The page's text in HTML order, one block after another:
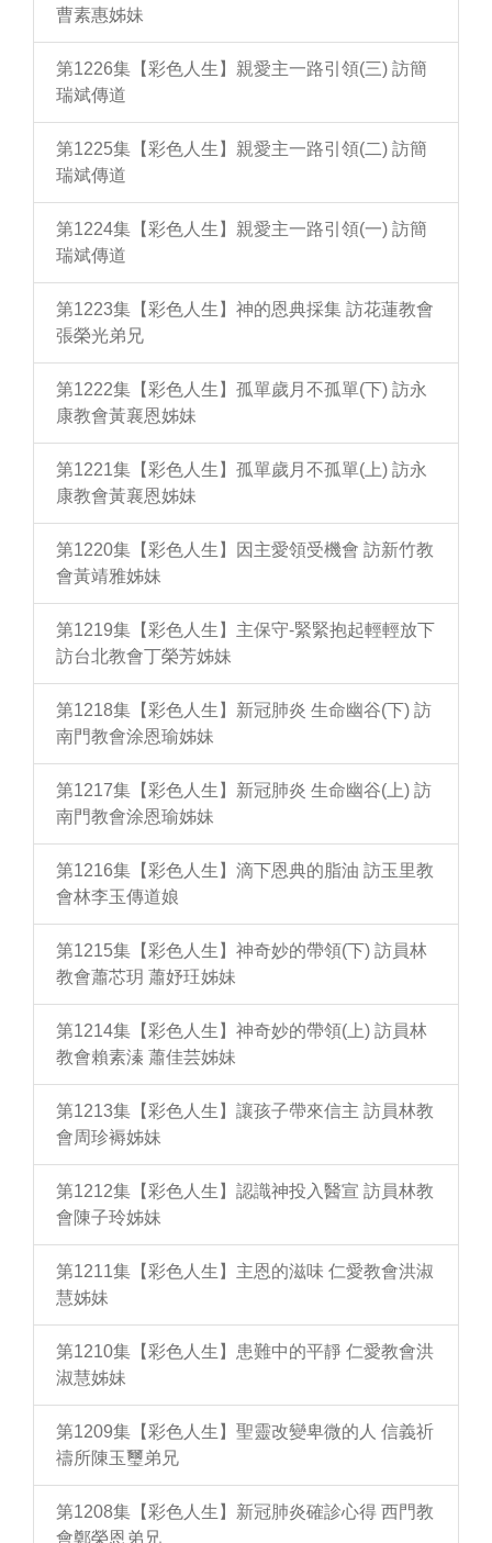
曹素惠姊妹
第1226集【彩色人生】親愛主一路引領(三) 訪簡
瑞斌傳道
第1225集【彩色人生】親愛主一路引領(二) 訪簡
瑞斌傳道
第1224集【彩色人生】親愛主一路引領(一) 訪簡
瑞斌傳道
第1223集【彩色人生】神的恩典採集 訪花蓮教會
張榮光弟兄
第1222集【彩色人生】孤單歲月不孤單(下) 訪永
康教會黃襄恩姊妹
第1221集【彩色人生】孤單歲月不孤單(上) 訪永
康教會黃襄恩姊妹
第1220集【彩色人生】因主愛領受機會 訪新竹教
會黃靖雅姊妹
第1219集【彩色人生】主保守-緊緊抱起輕輕放下
訪台北教會丁榮芳姊妹
第1218集【彩色人生】新冠肺炎 生命幽谷(下) 訪
南門教會涂恩瑜姊妹
第1217集【彩色人生】新冠肺炎 生命幽谷(上) 訪
南門教會涂恩瑜姊妹
第1216集【彩色人生】滴下恩典的脂油 訪玉里教
會林李玉傳道娘
第1215集【彩色人生】神奇妙的帶領(下) 訪員林
教會蕭芯玥 蕭妤玨姊妹
第1214集【彩色人生】神奇妙的帶領(上) 訪員林
教會賴素溱 蕭佳芸姊妹
第1213集【彩色人生】讓孩子帶來信主 訪員林教
會周珍褥姊妹
第1212集【彩色人生】認識神投入醫宣 訪員林教
會陳子玲姊妹
第1211集【彩色人生】主恩的滋味 仁愛教會洪淑
慧姊妹
第1210集【彩色人生】患難中的平靜 仁愛教會洪
淑慧姊妹
第1209集【彩色人生】聖靈改變卑微的人 信義祈
禱所陳玉璽弟兄
第1208集【彩色人生】新冠肺炎確診心得 西門教
會鄭榮恩弟兄